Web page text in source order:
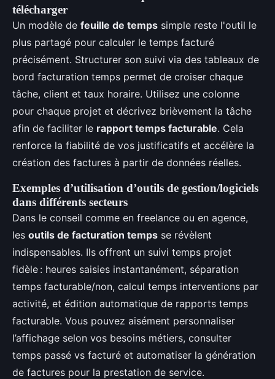
télécharger
Un modèle de feuille de temps simple reste l'outil le
plus partagé pour calculer le temps facturé
précisément. Structurer son suivi via des tableaux de
bord facturation temps permet de croiser chaque
tâche, client et taux horaire. Utilisez une colonne
pour chaque projet et décrivez brièvement la tâche
afin de faciliter le rapport temps facturable. Cela
renforce la fiabilité de vos justificatifs et accélère la
création des factures à partir de données réelles.
Exemples d’utilisation d’outils de gestion/logiciels
dans différents secteurs
Dans le conseil comme en freelance ou en agence,
les outils de facturation temps se révèlent
indispensables. Ils offrent un suivi temps projet
fidèle : heures saisies instantanément, séparation
temps facturable/non, calcul temps interventions par
activité, et édition automatique de rapports temps
facturable. Vous pouvez aisément personnaliser
l’affichage selon vos besoins métiers, consulter
temps passé vs facturé et automatiser la génération
de factures pour la prestation de service.